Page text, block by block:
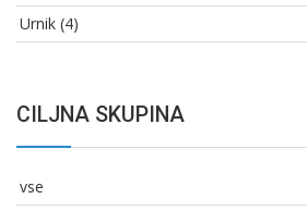
Urnik (4)
CILJNA SKUPINA
vse